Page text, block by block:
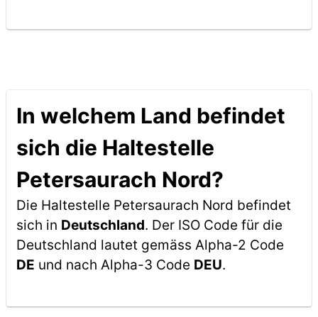
In welchem Land befindet
sich die Haltestelle
Petersaurach Nord?
Die Haltestelle Petersaurach Nord befindet
sich in Deutschland. Der ISO Code für die
Deutschland lautet gemäss Alpha-2 Code
DE und nach Alpha-3 Code DEU.